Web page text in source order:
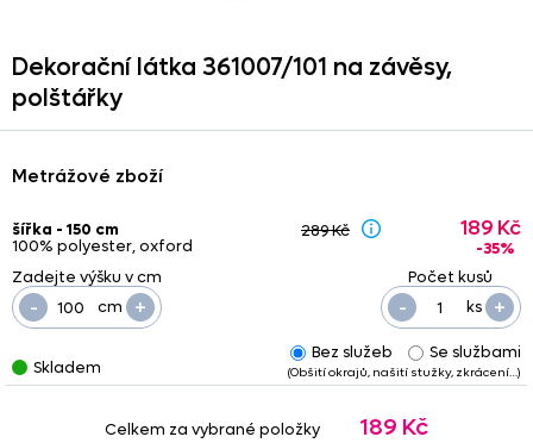
Dekorační látka 361007/101 na závěsy,
polštářky
Metrážové zboží
šířka - 150 cm
100% polyester, oxford
cm +
- ks +
-
289 Kč 189 Kč
-35%
Skladem
Bez služeb Se službami
(Obšití okrajů, našití stužky, zkrácení…)
Celkem za vybrané položky 189 Kč